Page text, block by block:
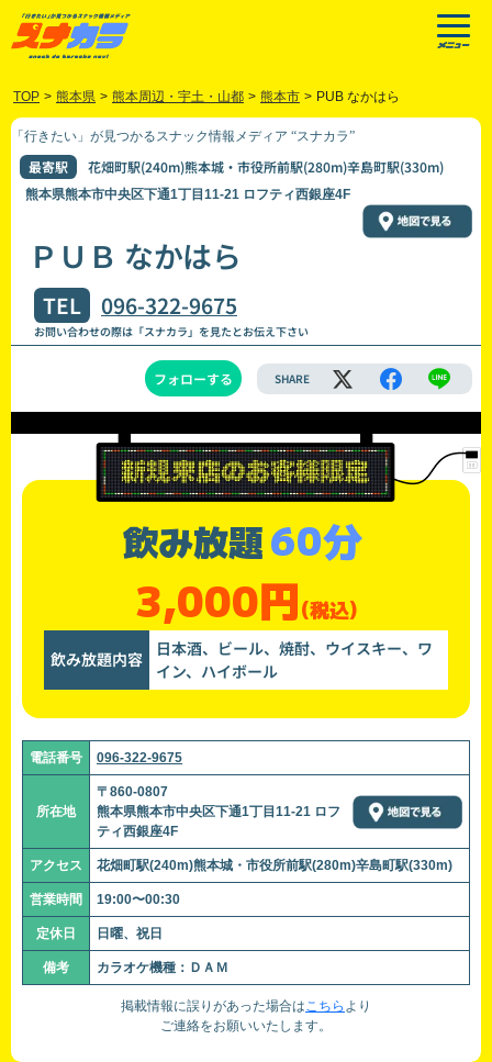
TOP > 熊本県 > 熊本周辺・宇土・山都 > 熊本市 > PUB なかはら
「行きたい」が見つかるスナック情報メディア “スナカラ”
最寄駅 花畑町駅(240m)熊本城・市役所前駅(280m)辛島町駅(330m)
熊本県熊本市中央区下通1丁目11-21 ロフティ西銀座4F
ＰＵＢ なかはら
TEL 096-322-9675
お問い合わせの際は「スナカラ」を見たとお伝え下さい
フォローする SHARE
飲み放題60分
3,000円(税込)
飲み放題内容
日本酒、ビール、焼酎、ウイスキー、ワ
イン、ハイボール
電話番号 096-322-9675
所在地
〒860-0807
熊本県熊本市中央区下通1丁目11-21 ロフ
ティ西銀座4F
アクセス 花畑町駅(240m)熊本城・市役所前駅(280m)辛島町駅(330m)
営業時間 19:00〜00:30
定休日 日曜、祝日
備考 カラオケ機種：ＤＡＭ
掲載情報に誤りがあった場合はこちら より
ご連絡をお願いいたします。